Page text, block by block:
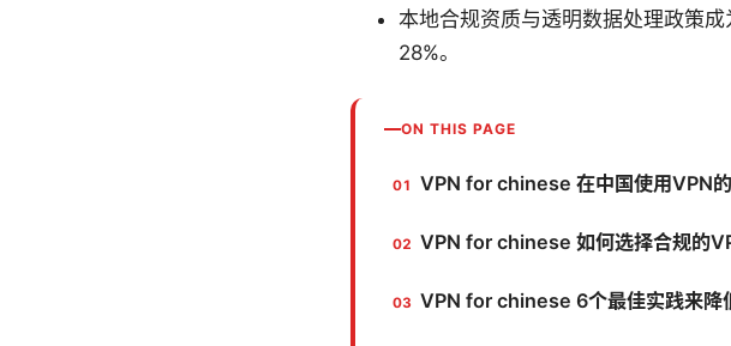
本地合规资质与透明数据处理政策
28%。
ON THIS PAGE
VPN for chinese 在中国使用VPN
VPN for chinese 如何选择合规的
VPN for chinese 6个最佳实践来降